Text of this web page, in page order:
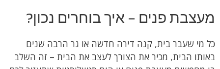
מעצבת פנים – איך בוחרים נכון?
כל מי שעבר בית, קנה דירה חדשה או גר הרבה שנים
באותו הבית, מכיר את הצורך לעצב את הבית – זה השלב